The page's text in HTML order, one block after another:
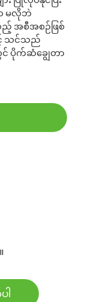
မလိုဘဲ
အစီအစဉ်ဖြစ်
င့် သင်သည်
င် ပိုက်ဆံချွေတာ